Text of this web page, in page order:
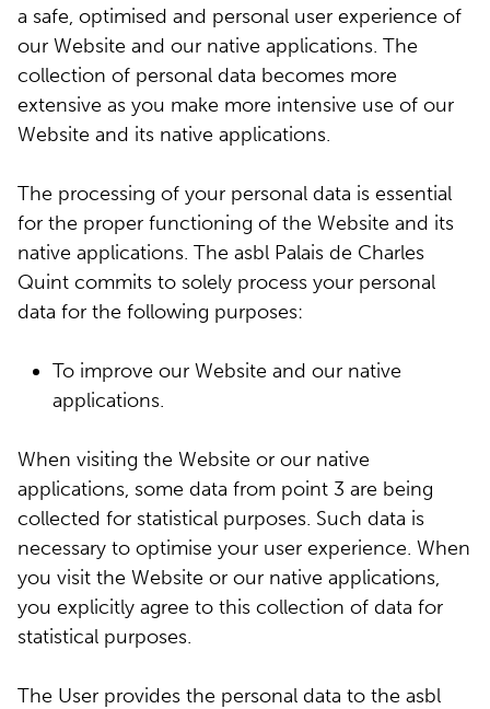
a safe, optimised and personal user experience of
our Website and our native applications. The
collection of personal data becomes more
extensive as you make more intensive use of our
Website and its native applications.
The processing of your personal data is essential
for the proper functioning of the Website and its
native applications. The asbl Palais de Charles
Quint commits to solely process your personal
data for the following purposes:
To improve our Website and our native
applications.
When visiting the Website or our native
applications, some data from point 3 are being
collected for statistical purposes. Such data is
necessary to optimise your user experience. When
you visit the Website or our native applications,
you explicitly agree to this collection of data for
statistical purposes.
The User provides the personal data to the asbl